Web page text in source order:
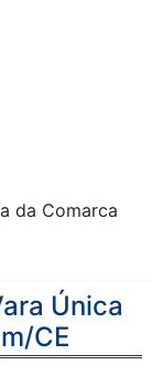
da Comarca
Única
CE